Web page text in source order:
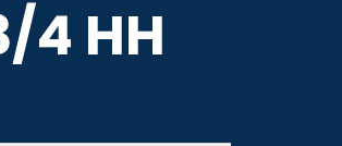
4 HH